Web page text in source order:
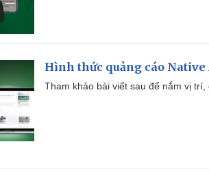
Hình thức quảng cáo
Tham khảo bài viết sau để nắm vị